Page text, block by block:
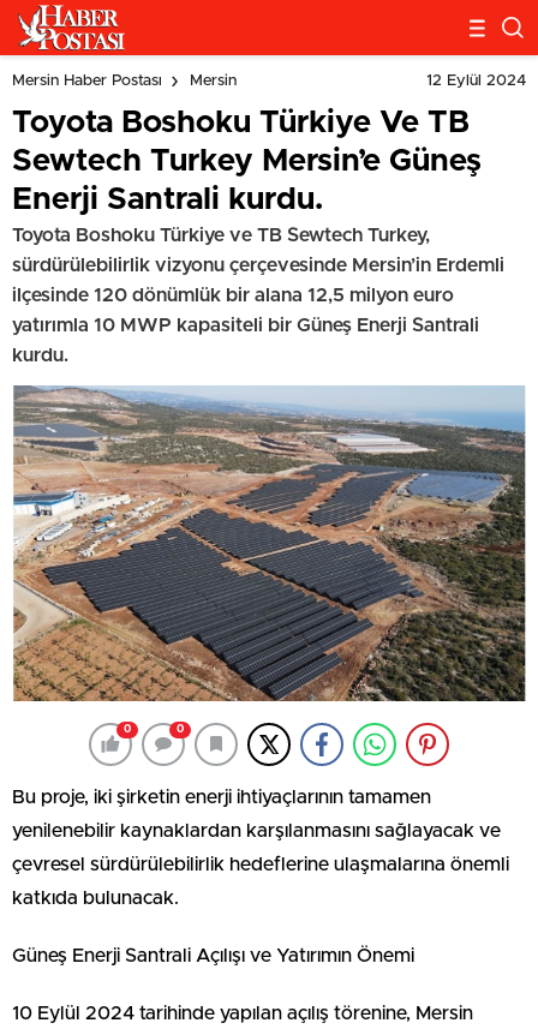
Mersin Haber Postası Mersin 12 Eylül 2024
Toyota Boshoku Türkiye Ve TB
Sewtech Turkey Mersin’e Güneş
Enerji Santrali kurdu.
Toyota Boshoku Türkiye ve TB Sewtech Turkey,
sürdürülebilirlik vizyonu çerçevesinde Mersin’in Erdemli
ilçesinde 120 dönümlük bir alana 12,5 milyon euro
yatırımla 10 MWP kapasiteli bir Güneş Enerji Santrali
kurdu.
0 0
Bu proje, iki şirketin enerji ihtiyaçlarının tamamen
yenilenebilir kaynaklardan karşılanmasını sağlayacak ve
çevresel sürdürülebilirlik hedeflerine ulaşmalarına önemli
katkıda bulunacak.
Güneş Enerji Santrali Açılışı ve Yatırımın Önemi
10 Eylül 2024 tarihinde yapılan açılış törenine, Mersin